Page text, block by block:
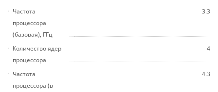
Частота
процессора
(базовая), ГГц
3.3
Количество ядер
процессора
4
Частота
процессора (в
4.3